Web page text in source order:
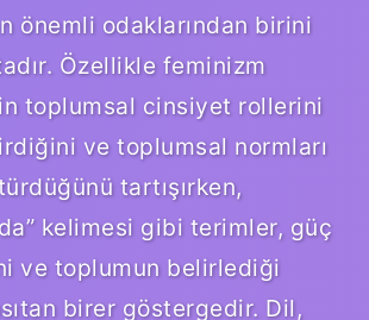
önemli odaklarından birini
Özellikle feminizm
toplumsal cinsiyet rollerini
ve toplumsal normları
tartışırken,
kelimesi gibi terimler, güç
ve toplumun belirlediği
birer göstergedir. Dil,